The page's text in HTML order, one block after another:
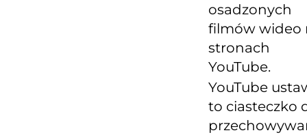
osadzonych
filmów wideo
stronach
YouTube.
YouTube
to ciasteczko